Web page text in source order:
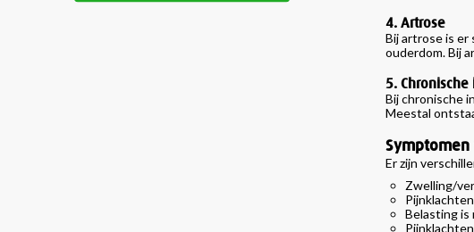
4. Artrose
Bij artrose is er
ouderdom. Bij
5.
Bij chronische
Meestal
Er zijn
Zwelling/
Belasting is